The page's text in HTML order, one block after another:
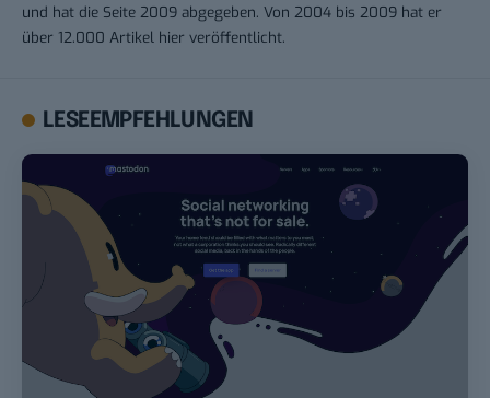
und hat die Seite 2009 abgegeben. Von 2004 bis 2009 hat er
über 12.000 Artikel hier veröffentlicht.
LESEEMPFEHLUNGEN